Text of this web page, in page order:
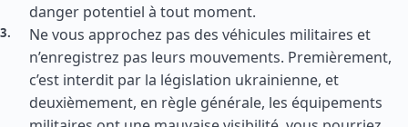
danger potentiel à tout moment.
Ne vous approchez pas des véhicules militaires et
n’enregistrez pas leurs mouvements. Premièrement,
c’est interdit par la législation ukrainienne, et
deuxièmement, en règle générale, les équipements